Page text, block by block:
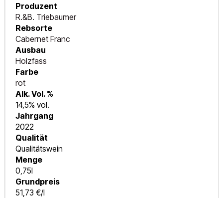
Produzent
R.&B. Triebaumer
Rebsorte
Cabernet Franc
Ausbau
Holzfass
Farbe
rot
Alk. Vol. %
14,5% vol.
Jahrgang
2022
Qualität
Qualitätswein
Menge
0,75l
Grundpreis
51,73 €/l